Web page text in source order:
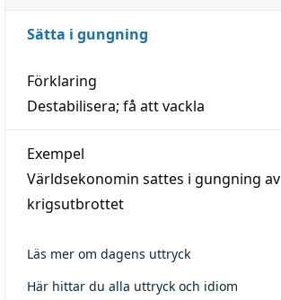
Sätta i gungning
Förklaring
Destabilisera; få att vackla
Exempel
Världsekonomin sattes i gungning av
krigsutbrottet
Läs mer om dagens uttryck
Här hittar du alla uttryck och idiom